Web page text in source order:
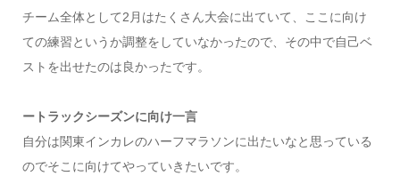
チーム全体として2月はたくさん大会に出ていて、ここに向け
ての練習というか調整をしていなかったので、その中で自己ベ
ストを出せたのは良かったです。
ートラックシーズンに向け一言
自分は関東インカレのハーフマラソンに出たいなと思っている
のでそこに向けてやっていきたいです。